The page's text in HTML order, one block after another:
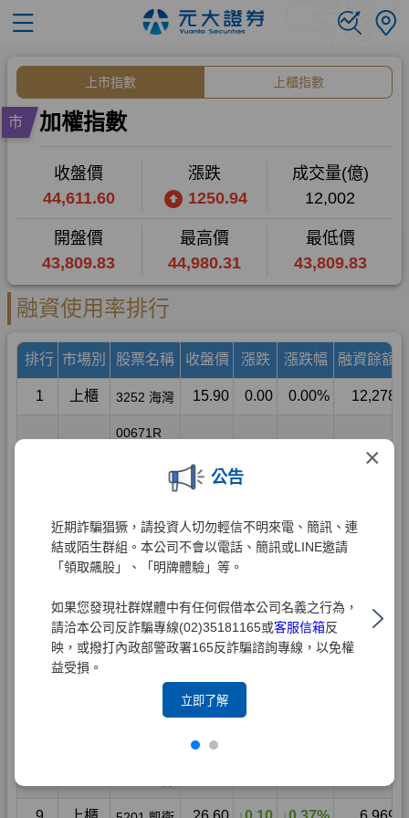
×
公告
近期詐騙猖獗，請投資人切勿輕信不明來電、簡訊、連
結或陌生群組。本公司不會以電話、簡訊或LINE邀請
「領取飆股」、「明牌體驗」等。
如果您發現社群媒體中有任何假借本公司名義之行為，
請洽本公司反詐騙專線(02)35181165或客服信箱反
映，或撥打內政部警政署165反詐騙諮詢專線，以免權
益受損。
立即了解